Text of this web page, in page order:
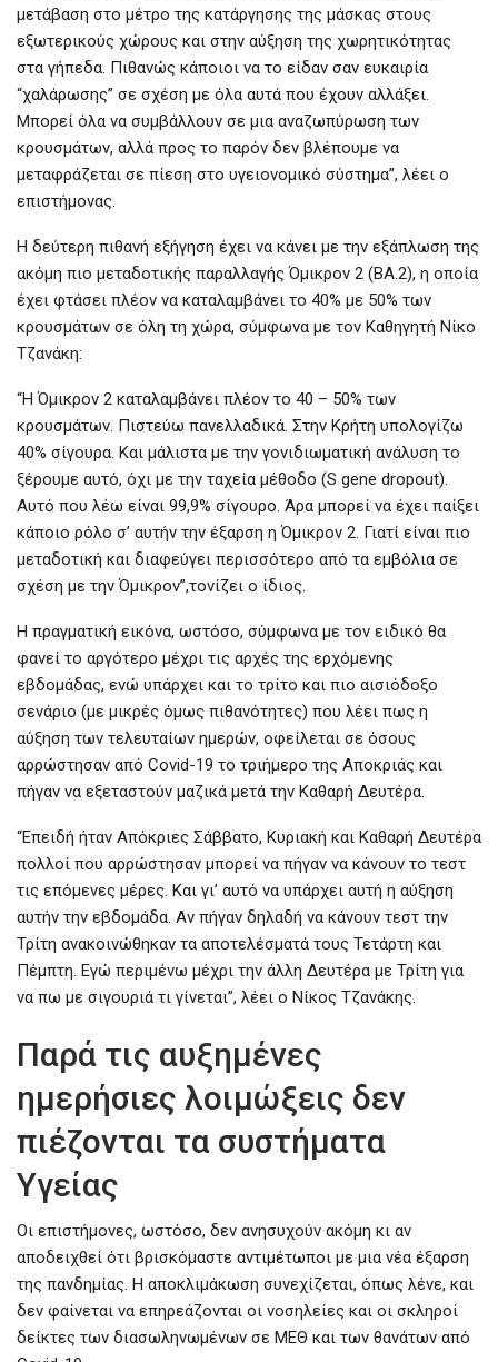
μετάβαση στο μέτρο της κατάργησης της μάσκας στους
εξωτερικούς χώρους και στην αύξηση της χωρητικότητας
στα γήπεδα. Πιθανώς κάποιοι να το είδαν σαν ευκαιρία
“χαλάρωσης” σε σχέση με όλα αυτά που έχουν αλλάξει.
Μπορεί όλα να συμβάλλουν σε μια αναζωπύρωση των
κρουσμάτων, αλλά προς το παρόν δεν βλέπουμε να
μεταφράζεται σε πίεση στο υγειονομικό σύστημα”, λέει ο
επιστήμονας.
Η δεύτερη πιθανή εξήγηση έχει να κάνει με την εξάπλωση της
ακόμη πιο μεταδοτικής παραλλαγής Όμικρον 2 (ΒΑ.2), η οποία
έχει φτάσει πλέον να καταλαμβάνει το 40% με 50% των
κρουσμάτων σε όλη τη χώρα, σύμφωνα με τον Καθηγητή Νίκο
Τζανάκη:
“Η Όμικρον 2 καταλαμβάνει πλέον το 40 – 50% των
κρουσμάτων. Πιστεύω πανελλαδικά. Στην Κρήτη υπολογίζω
40% σίγουρα. Και μάλιστα με την γονιδιωματική ανάλυση το
ξέρουμε αυτό, όχι με την ταχεία μέθοδο (S gene dropout).
Αυτό που λέω είναι 99,9% σίγουρο. Άρα μπορεί να έχει παίξει
κάποιο ρόλο σ’ αυτήν την έξαρση η Όμικρον 2. Γιατί είναι πιο
μεταδοτική και διαφεύγει περισσότερο από τα εμβόλια σε
σχέση με την Όμικρον”,τονίζει ο ίδιος.
Η πραγματική εικόνα, ωστόσο, σύμφωνα με τον ειδικό θα
φανεί το αργότερο μέχρι τις αρχές της ερχόμενης
εβδομάδας, ενώ υπάρχει και το τρίτο και πιο αισιόδοξο
σενάριο (με μικρές όμως πιθανότητες) που λέει πως η
αύξηση των τελευταίων ημερών, οφείλεται σε όσους
αρρώστησαν από Covid-19 το τριήμερο της Αποκριάς και
πήγαν να εξεταστούν μαζικά μετά την Καθαρή Δευτέρα.
“Επειδή ήταν Απόκριες Σάββατο, Κυριακή και Καθαρή Δευτέρα
πολλοί που αρρώστησαν μπορεί να πήγαν να κάνουν το τεστ
τις επόμενες μέρες. Και γι’ αυτό να υπάρχει αυτή η αύξηση
αυτήν την εβδομάδα. Αν πήγαν δηλαδή να κάνουν τεστ την
Τρίτη ανακοινώθηκαν τα αποτελέσματά τους Τετάρτη και
Πέμπτη. Εγώ περιμένω μέχρι την άλλη Δευτέρα με Τρίτη για
να πω με σιγουριά τι γίνεται”, λέει ο Νίκος Τζανάκης.
Παρά τις αυξημένες
ημερήσιες λοιμώξεις δεν
πιέζονται τα συστήματα
Υγείας
Οι επιστήμονες, ωστόσο, δεν ανησυχούν ακόμη κι αν
αποδειχθεί ότι βρισκόμαστε αντιμέτωποι με μια νέα έξαρση
της πανδημίας. Η αποκλιμάκωση συνεχίζεται, όπως λένε, και
δεν φαίνεται να επηρεάζονται οι νοσηλείες και οι σκληροί
δείκτες των διασωληνωμένων σε ΜΕΘ και των θανάτων από